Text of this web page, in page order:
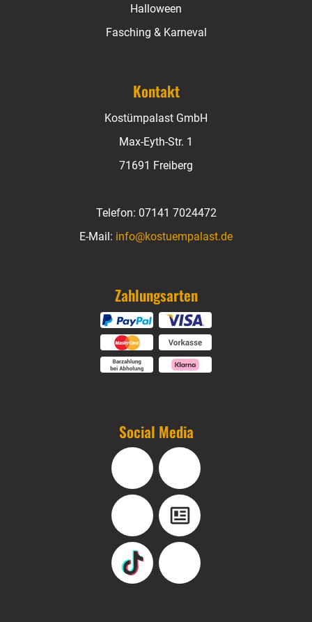
Halloween
Fasching & Karneval
Kontakt
Kostümpalast GmbH
Max-Eyth-Str. 1
71691 Freiberg
Telefon: 07141 7024472
E-Mail: info@kostuempalast.de
Zahlungsarten
Social Media
Facebook Instagram
YouTube Blog
TikTok Pinterest